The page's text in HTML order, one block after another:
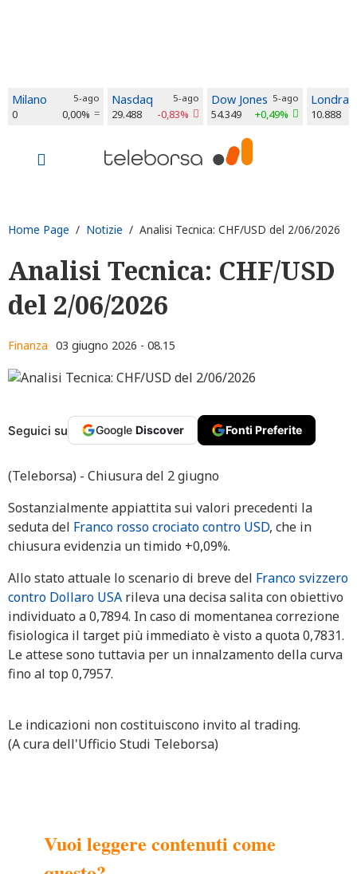
Milano 5-ago
0 0,00%
Nasdaq 5-ago
29.488 -0,83%
Dow Jones 5-ago
54.349 +0,49%
Londra
10.888
Home Page / Notizie / Analisi Tecnica: CHF/USD del 2/06/2026
Analisi Tecnica: CHF/USD
del 2/06/2026
Finanza 03 giugno 2026 - 08.15
Seguici su Google Discover Fonti Preferite
(Teleborsa) - Chiusura del 2 giugno
Sostanzialmente appiattita sui valori precedenti la
seduta del Franco rosso crociato contro USD, che in
chiusura evidenzia un timido +0,09%.
Allo stato attuale lo scenario di breve del Franco svizzero
contro Dollaro USA rileva una decisa salita con obiettivo
individuato a 0,7894. In caso di momentanea correzione
fisiologica il target più immediato è visto a quota 0,7831.
Le attese sono tuttavia per un innalzamento della curva
fino al top 0,7957.
Le indicazioni non costituiscono invito al trading.
(A cura dell'Ufficio Studi Teleborsa)